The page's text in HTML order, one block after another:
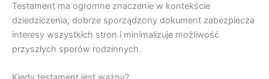
Testament ma ogromne znaczenie w kontekście
dziedziczenia; dobrze sporządzony dokument zabezpiecza
interesy wszystkich stron i minimalizuje możliwość
przyszłych sporów rodzinnych.